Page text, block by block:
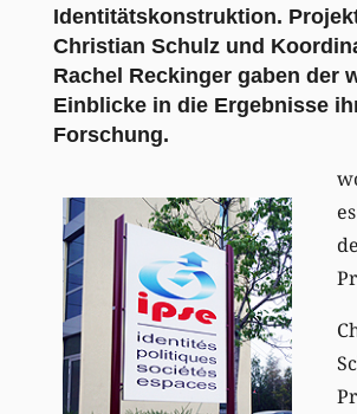
Identitätskonstruktion.
Christian Schulz und
Rachel Reckinger gaben der
Einblicke in die Ergebnisse
Forschung.